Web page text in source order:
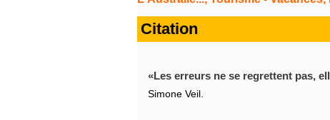
Citation
Les erreurs ne se regrettent pas,
Simone Veil.